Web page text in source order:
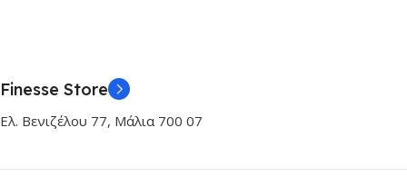
Finesse Store
Ελ. Βενιζέλου 77, Μάλια 700 07